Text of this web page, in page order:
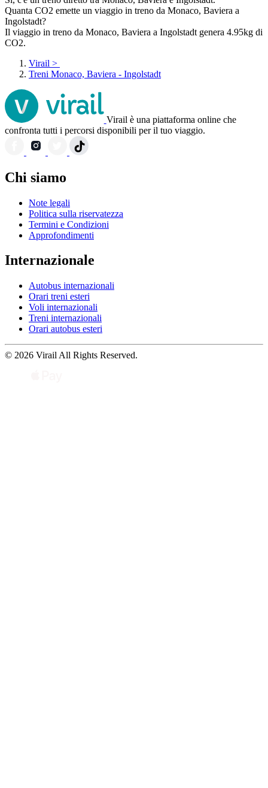
Quanta CO2 emette un viaggio in treno da Monaco, Baviera a
Ingolstadt?
Il viaggio in treno da Monaco, Baviera a Ingolstadt genera 4.95kg di
CO2.
Virail >
Treni Monaco, Baviera - Ingolstadt
Virail è una piattaforma online che
confronta tutti i percorsi disponibili per il tuo viaggio.
Chi siamo
Note legali
Politica sulla riservatezza
Termini e Condizioni
Approfondimenti
Internazionale
Autobus internazionali
Orari treni esteri
Voli internazionali
Treni internazionali
Orari autobus esteri
© 2026 Virail All Rights Reserved.